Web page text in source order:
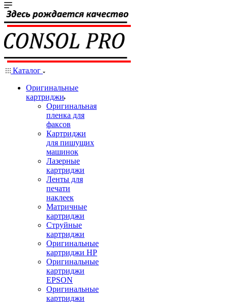
Каталог
Оригинальные
картриджи
Оригинальная
пленка для
факсов
Картриджи
для пишущих
машинок
Лазерные
картриджи
Ленты для
печати
наклеек
Матричные
картриджи
Струйные
картриджи
Оригинальные
картриджи HP
Оригинальные
картриджи
EPSON
Оригинальные
картриджи